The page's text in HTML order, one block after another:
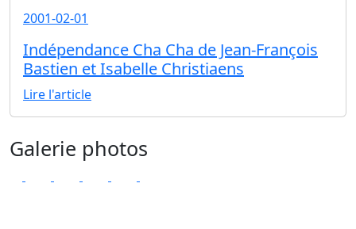
2001-02-01
Indépendance Cha Cha de Jean-François
Bastien et Isabelle Christiaens
Lire l'article
Galerie photos